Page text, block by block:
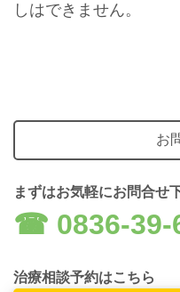
しはできません。
お
まずはお気軽にお問合せ
☎︎ 0836-39-
治療相談予約はこちら